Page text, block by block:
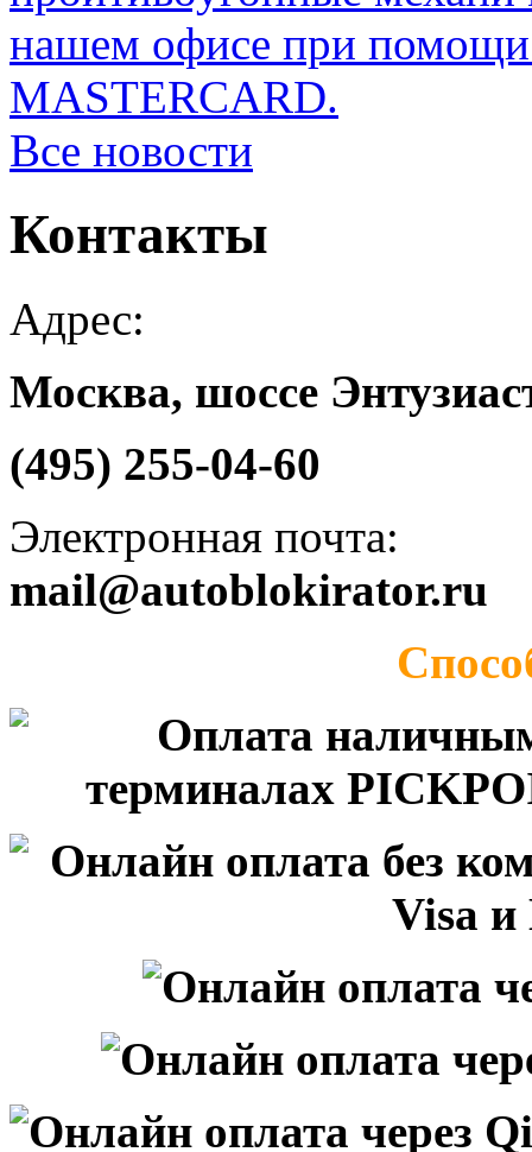
нашем офисе при помощи
MASTERCARD.
Все новости
Контакты
Адрес:
Москва, шоссе
(495) 255-04-60
Электронная почта:
mail@autoblokirator.ru